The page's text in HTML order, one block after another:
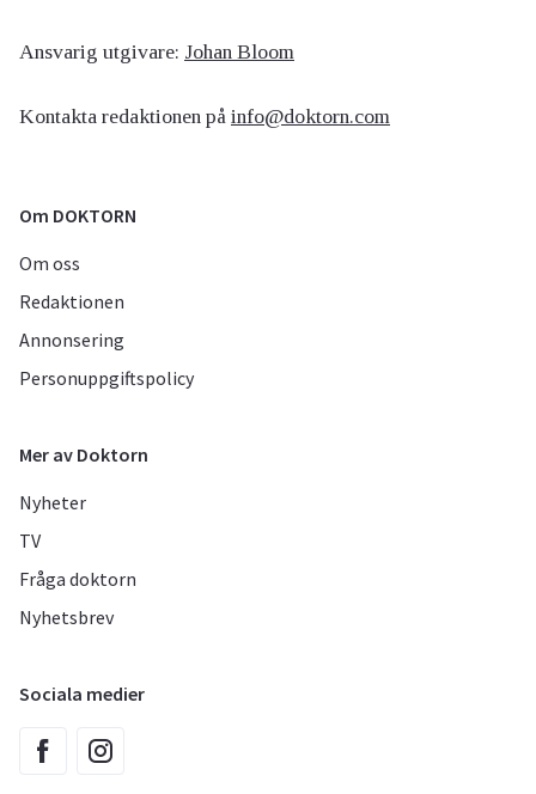
Ansvarig utgivare: Johan Bloom
Kontakta redaktionen på info@doktorn.com
Om DOKTORN
Om oss
Redaktionen
Annonsering
Personuppgiftspolicy
Mer av Doktorn
Nyheter
TV
Fråga doktorn
Nyhetsbrev
Sociala medier